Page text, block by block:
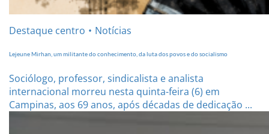
Destaque centro Notícias
Lejeune Mirhan, um militante do conhecimento, da luta dos povos e do socialismo
Sociólogo, professor, sindicalista e analista
internacional morreu nesta quinta-feira (6) em
Campinas, aos 69 anos, após décadas de dedicação ...